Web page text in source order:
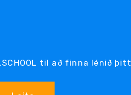
til að finna lénið þitt